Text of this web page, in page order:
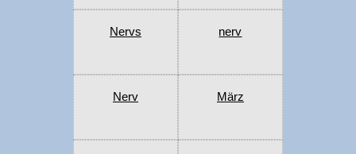
Nervs nerv
Nerv März